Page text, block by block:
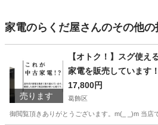
家電のらくだ屋さんのその他の
売ります
【オトク！】スグ使え
家電を販売しています
17,800円
葛飾区
御閲覧頂きありがとうございます。m(_ _)m 当